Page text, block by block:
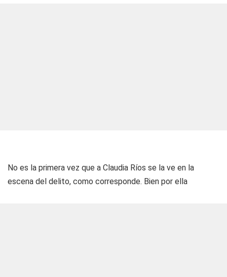
No es la primera vez que a Claudia Ríos se la ve en la
escena del delito, como corresponde. Bien por ella